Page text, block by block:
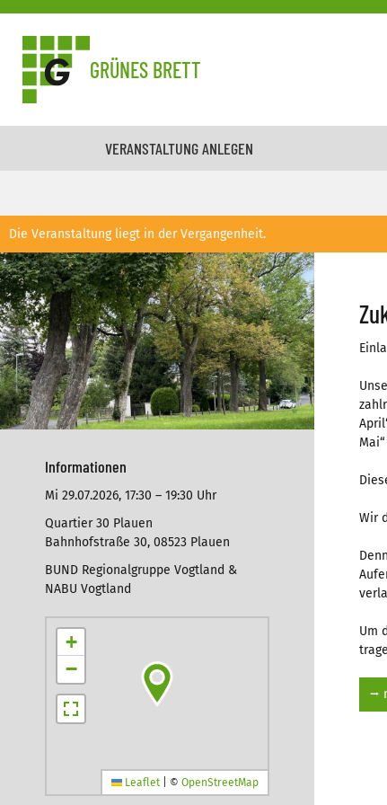
GRÜNES BRETT
VERANSTALTUNG ANLEGEN
Die Veranstaltung liegt in der Vergangenheit.
Informationen
Mi 29.07.2026, 17:30 – 19:30 Uhr
Quartier 30 Plauen
Bahnhofstraße 30, 08523 Plauen
BUND Regionalgruppe Vogtland &
NABU Vogtland
+
−
Leaflet © OpenStreetMap
Wir
Um
⭢